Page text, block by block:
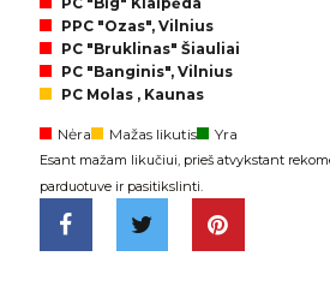
PPC "Ozas", Vilnius
PC "Bruklinas" Šiauliai
PC "Banginis", Vilnius
PC Molas , Kaunas
Nėra Mažas likutis Yra
Esant mažam likučiui, prieš atvykstant
parduotuve ir pasitikslinti.